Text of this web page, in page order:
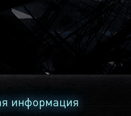
2240
информация